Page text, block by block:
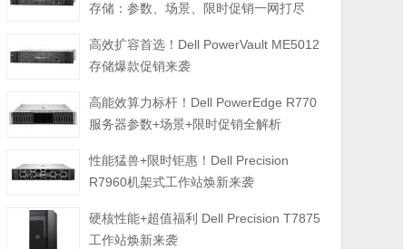
存储：参数、场景、限时促销一网打尽
高效扩容首选！Dell PowerVault ME5012
存储爆款促销来袭
高能效算力标杆！Dell PowerEdge R770
服务器参数+场景+限时促销全解析
性能猛兽+限时钜惠！Dell Precision
R7960机架式工作站焕新来袭
硬核性能+超值福利 Dell Precision T7875
工作站焕新来袭